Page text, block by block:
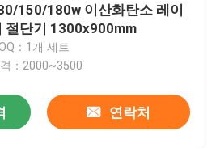
150/180w 이산화탄소 레이
절단기 1300x900mm
：1개 세트
：2000~3500
연락처